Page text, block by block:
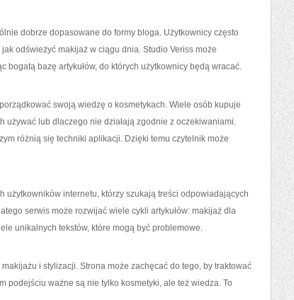
dobrze dopasowane do formy bloga. Użytkownicy często
odświeżyć makijaż w ciągu dnia. Studio Veriss może
bazę artykułów, do których użytkownicy będą wracać.
swoją wiedzę o kosmetykach. Wiele osób kupuje
używać lub dlaczego nie działają zgodnie z oczekiwaniami.
różnią się techniki aplikacji. Dzięki temu czytelnik może
użytkowników internetu, którzy szukają treści odpowiadających
serwis może rozwijać wiele cykli artykułów: makijaż dla
unikalnych tekstów, które mogą być problemowe.
i stylizacji. Strona może zachęcać do tego, by traktować
podejściu ważne są nie tylko kosmetyki, ale też wiedza. To